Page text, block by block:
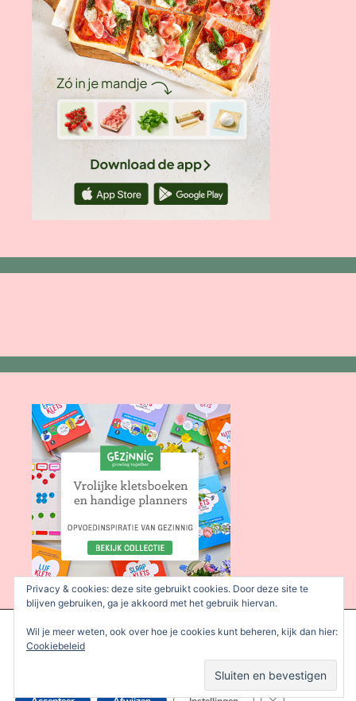
We gebruiken cookies om je de beste ervaring op onze site te
bieden.
Je kunt meer informatie vinden over welke cookies we gebruiken
Sluit AVG/
Privacy & cookies: deze site gebruikt cookies. Door deze site te
blijven gebruiken, ga je akkoord met het gebruik hiervan.
Wil je meer weten, ook over hoe je cookies kunt beheren, kijk dan hier:
Cookiebeleid